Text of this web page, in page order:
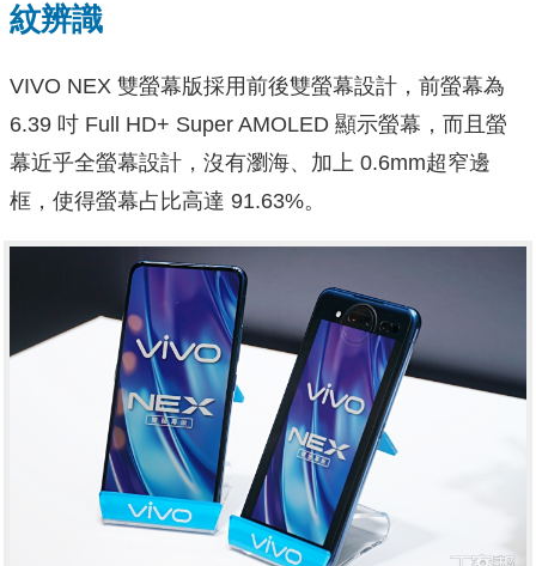
紋辨識
VIVO NEX 雙螢幕版採用前後雙螢幕設計，前螢幕為
6.39 吋 Full HD+ Super AMOLED 顯示螢幕，而且螢
幕近乎全螢幕設計，沒有瀏海、加上 0.6mm超窄邊
框，使得螢幕占比高達 91.63%。